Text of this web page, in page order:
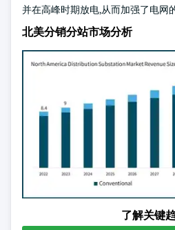
并在高峰时期放电,从而加强了电网
北美分销分站市场分析
了解关键